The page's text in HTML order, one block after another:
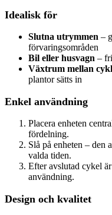
Idealisk för
Slutna utrymmen –
förvaringsområden
Bil eller husvagn –
Växtrum mellan
plantor sätts in
Enkel användning
Placera enheten
fördelning.
Slå på enheten – den
valda tiden.
Efter avslutad cykel
användning.
Design och kvalitet